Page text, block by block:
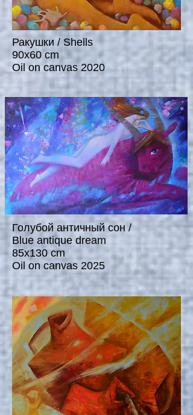
Ракушки / Shells
90x60 cm
Oil on canvas 2020
Голубой античный сон /
Blue antique dream
85x130 cm
Oil on canvas 2025